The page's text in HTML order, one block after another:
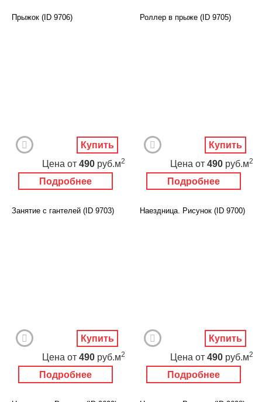
Прыжок (ID 9706)
Подробнее
Цена от 490 руб.м2
Купить
Роллер в прыже (ID 9705)
Подробнее
Цена от 490 руб.м2
Купить
Занятие с гантелей (ID 9703)
Подробнее
Цена от 490 руб.м2
Купить
Наездница. Рисунок (ID 9700)
Подробнее
Цена от 490 руб.м2
Купить